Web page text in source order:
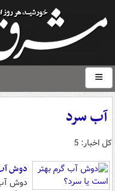
آب سرد
کل اخبار: 5
دوش
دوش آب